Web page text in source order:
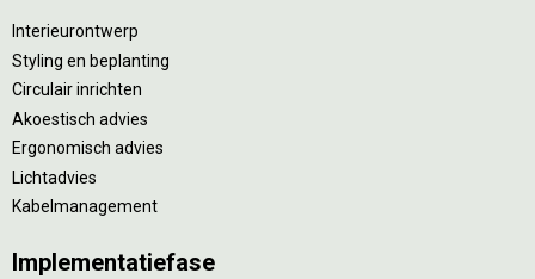
Interieurontwerp
Styling en beplanting
Circulair inrichten
Akoestisch advies
Ergonomisch advies
Lichtadvies
Kabelmanagement
Implementatiefase